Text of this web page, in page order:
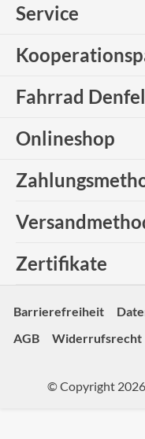
Service
Fahrrad
Onlineshop
Zertifikate
Barrierefreiheit
AGB
Widerrufsrecht
© Copyright